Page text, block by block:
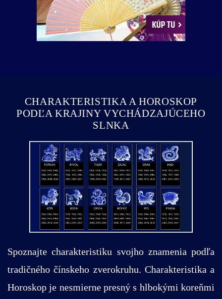
CHARAKTERISTIKA A HOROSKOP
PODĽA KRAJINY VYCHÁDZAJÚCEHO
SLNKA
Spoznajte charakteristiku svojho znamenia podľa
tradičného čínskeho zverokruhu. Charakteristika a
Horoskop je nesmierne presný s hlbokými koreňmi